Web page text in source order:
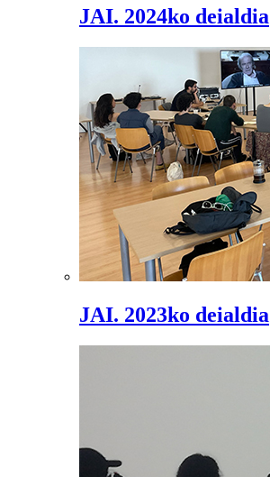
JAI. 2024ko deialdia
JAI. 2023ko deialdia